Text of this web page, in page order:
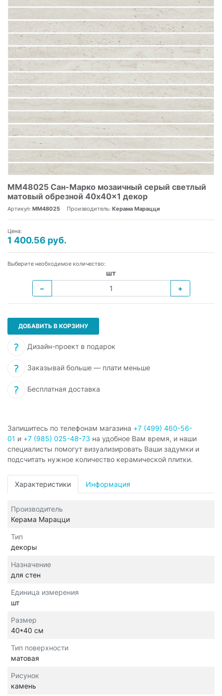
MM48025 Сан-Марко мозаичный серый светлый
матовый обрезной 40x40x1 декор
Артикул: MM48025 Производитель: Керама Марацци
Цена:
1 400.56 руб.
Выберите необходимое количество:
шт
−
+
ДОБАВИТЬ В КОРЗИНУ
Дизайн-проект в подарок
Заказывай больше — плати меньше
Бесплатная доставка
Запишитесь по телефонам магазина +7 (499) 460-56-
01 и +7 (985) 025-48-73 на удобное Вам время, и наши
специалисты помогут визуализировать Ваши задумки и
подсчитать нужное количество керамической плитки.
Характеристики Информация
Производитель
Керама Марацци
Тип
декоры
Назначение
для стен
Единица измерения
шт
Размер
40*40 см
Тип поверхности
матовая
Рисунок
камень